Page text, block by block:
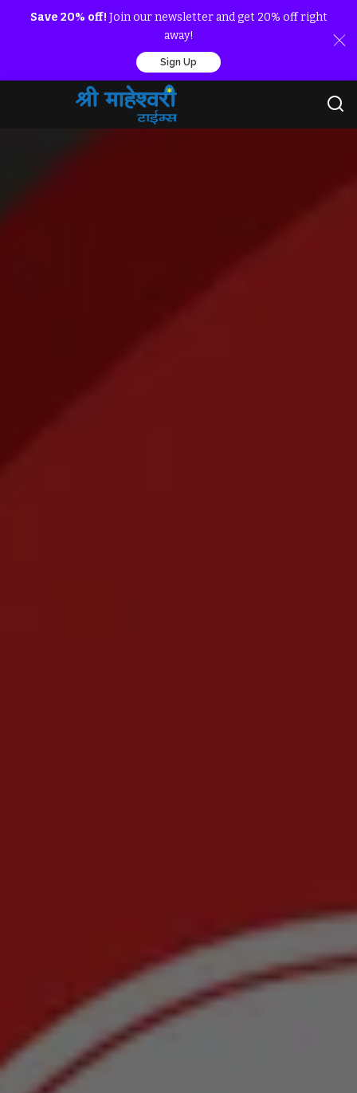
Save 20% off! Join our newsletter and get 20% off right
away!
Sign Up